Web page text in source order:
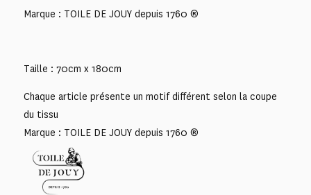
Marque : TOILE DE JOUY depuis 1760 ®
Taille : 70cm x 180cm
Chaque article présente un motif différent selon la coupe
du tissu
Marque : TOILE DE JOUY depuis 1760 ®